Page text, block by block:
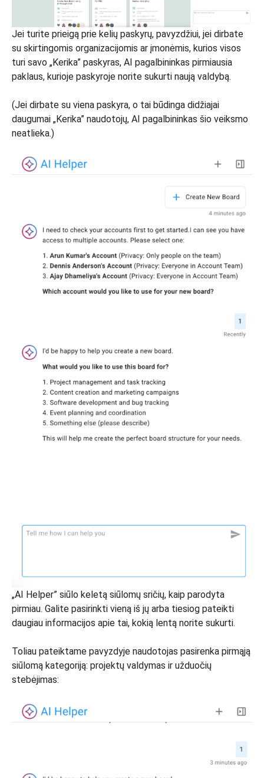
Jei turite prieigą prie kelių paskyrų, pavyzdžiui, jei dirbate
su skirtingomis organizacijomis ar įmonėmis, kurios visos
turi savo „Kerika” paskyras, AI pagalbininkas pirmiausia
paklaus, kurioje paskyroje norite sukurti naują valdybą.
(Jei dirbate su viena paskyra, o tai būdinga didžiajai
daugumai „Kerika” naudotojų, AI pagalbininkas šio veiksmo
neatlieka.)
„AI Helper” siūlo keletą siūlomų sričių, kaip parodyta
pirmiau. Galite pasirinkti vieną iš jų arba tiesiog pateikti
daugiau informacijos apie tai, kokią lentą norite sukurti.
Toliau pateiktame pavyzdyje naudotojas pasirenka pirmąją
siūlomą kategoriją: projektų valdymas ir užduočių
stebėjimas: